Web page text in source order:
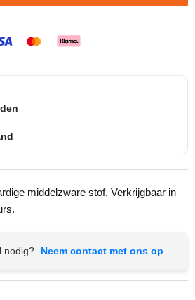
middelzware stof. Verkrijgbaar in
nodig? Neem contact met ons op.